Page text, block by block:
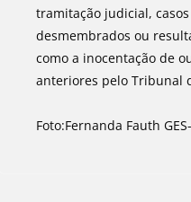
tramitação judicial,
desmembrados ou
como a inocentação de
anteriores pelo Tribunal
Foto:Fernanda Fauth